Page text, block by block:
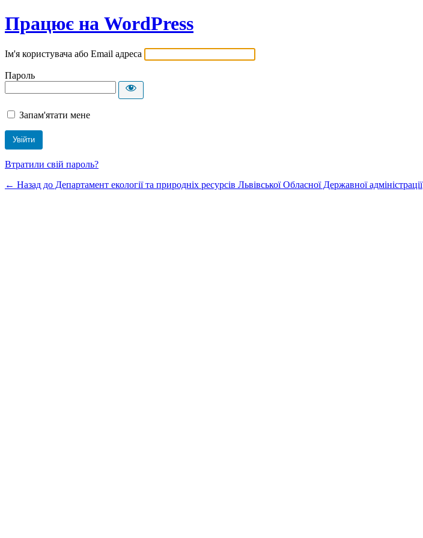
Працює на WordPress
Ім'я користувача або Email адреса
Пароль
Запам'ятати мене
Втратили свій пароль?
← Назад до Департамент екології та природніх ресурсів Львівської Обласної Державної адміністрації